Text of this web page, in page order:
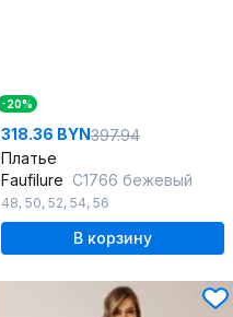
-20%
318.36 BYN397.94
Платье
Faufilure C1766 бежевый
48, 50, 52, 54, 56
В корзину